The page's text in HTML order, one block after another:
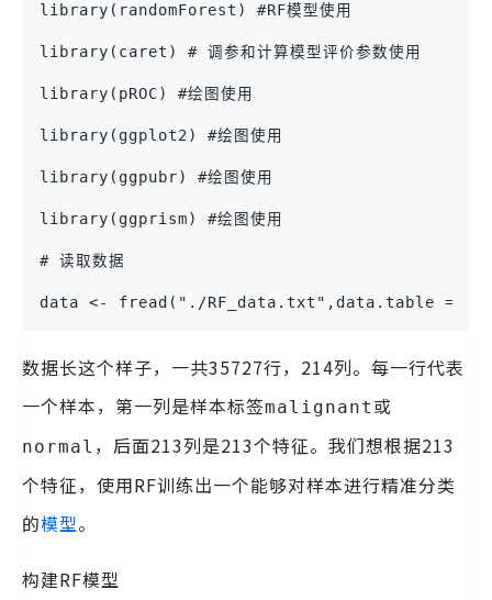
library(randomForest) #RF模型使用
library(caret) # 调参和计算模型评价参数使用
library(pROC) #绘图使用
library(ggplot2) #绘图使用
library(ggpubr) #绘图使用
library(ggprism) #绘图使用
# 读取数据
data <- fread("./RF_data.txt",data.table = F)  #
数据长这个样子，一共35727行，214列。每一行代表
一个样本，第一列是样本标签malignant 或
normal ，后面213列是213个特征。我们想根据213
个特征，使用RF训练出一个能够对样本进行精准分类
的模型。
构建RF模型